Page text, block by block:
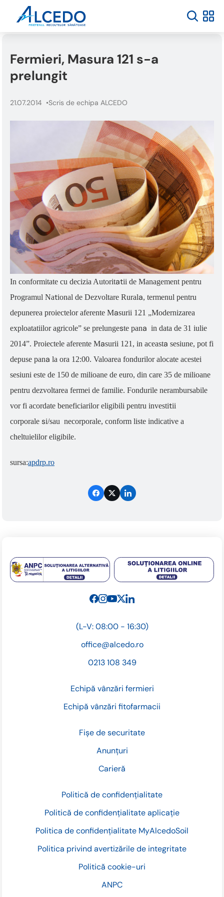
Fermieri, Masura 121 s-a
prelungit
21.07.2014 Scris de echipa ALCEDO
In conformitate cu decizia Autoritatii de Management pentru
Programul National de Dezvoltare Rurala, termenul pentru
depunerea proiectelor aferente Masurii 121 „Modernizarea
exploatatiilor agricole” se prelungeste pana in data de 31 iulie
2014”. Proiectele aferente Masurii 121, in aceasta sesiune, pot fi
depuse pana la ora 12:00. Valoarea fondurilor alocate acestei
sesiuni este de 150 de milioane de euro, din care 35 de milioane
pentru dezvoltarea fermei de familie. Fondurile nerambursabile
vor fi acordate beneficiarilor eligibili pentru investitii
corporale si/sau necorporale, conform liste indicative a
cheltuielilor eligibile.
sursa:apdrp.ro
Fișe de securitate
Anunțuri
Carieră
Politică de confidențialitate
Politică de confidențialitate aplicație
Politica de confidențialitate MyAlcedoSoil
Politica privind avertizările de integritate
Politică cookie-uri
ANPC
(L-V: 08:00 - 16:30)
office@alcedo.ro
0213 108 349
Echipă vânzări fermieri
Echipă vânzări fitofarmacii